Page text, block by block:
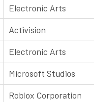
Electronic Arts
Activision
Electronic Arts
Microsoft Studios
Roblox Corporation